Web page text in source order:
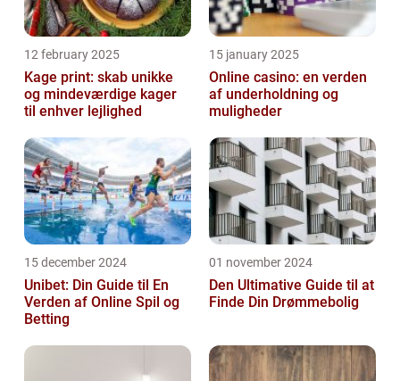
12 february 2025
Kage print: skab unikke
og mindeværdige kager
til enhver lejlighed
15 january 2025
Online casino: en verden
af underholdning og
muligheder
15 december 2024
Unibet: Din Guide til En
Verden af Online Spil og
Betting
01 november 2024
Den Ultimative Guide til at
Finde Din Drømmebolig